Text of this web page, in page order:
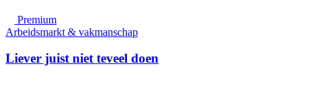
Premium
Arbeidsmarkt & vakmanschap
Liever juist niet teveel doen